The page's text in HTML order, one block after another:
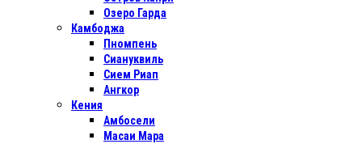
Озеро Гарда
Камбоджа
Пномпень
Сиануквиль
Сием Риап
Ангкор
Кения
Амбосели
Масаи Мара